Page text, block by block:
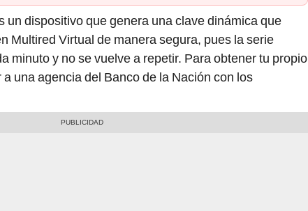
un dispositivo que genera una clave dinámica que
Multired Virtual de manera segura, pues la serie
minuto y no se vuelve a repetir. Para obtener tu propio
una agencia del Banco de la Nación con los